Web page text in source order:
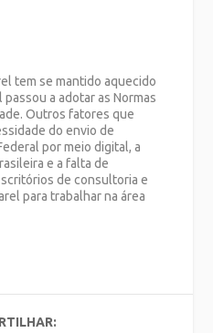
tem se mantido aquecido
a adotar as Normas
Outros fatores que
do envio de
por meio digital, a
e a falta de
de consultoria e
para trabalhar na área